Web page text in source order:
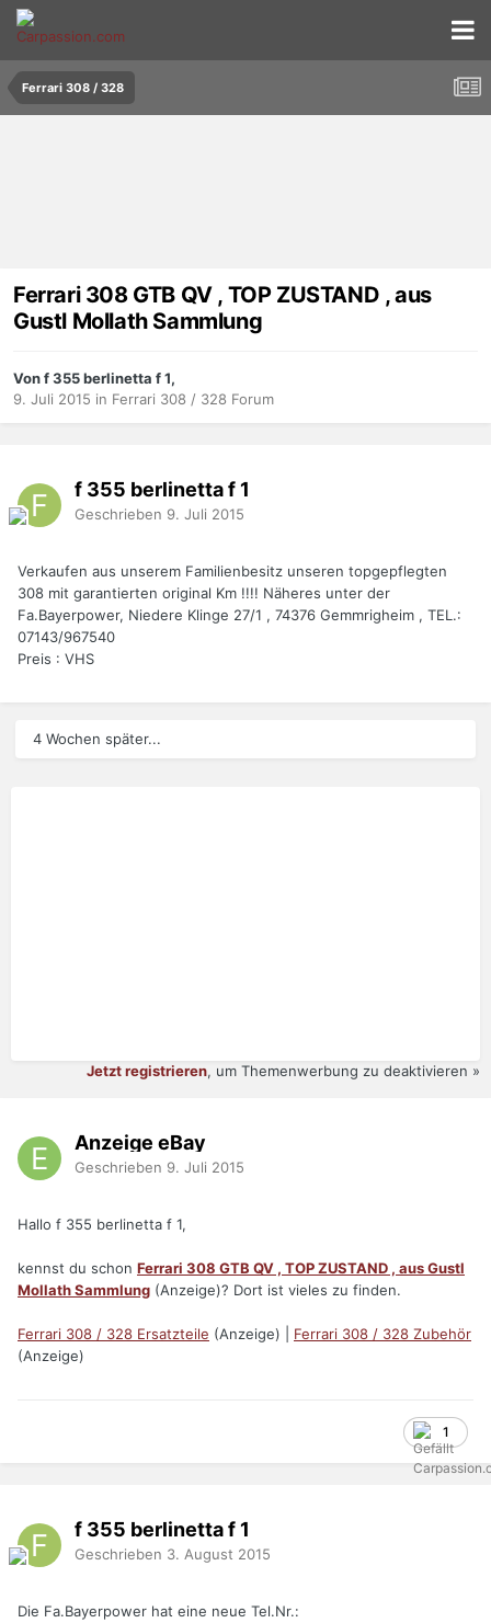
Ferrari 308 / 328
Ferrari 308 GTB QV , TOP ZUSTAND , aus
Gustl Mollath Sammlung
Von f 355 berlinetta f 1,
9. Juli 2015 in Ferrari 308 / 328 Forum
f 355 berlinetta f 1
Geschrieben 9. Juli 2015
Verkaufen aus unserem Familienbesitz unseren topgepflegten
308 mit garantierten original Km !!!! Näheres unter der
Fa.Bayerpower, Niedere Klinge 27/1 , 74376 Gemmrigheim , TEL.:
07143/967540
Preis : VHS
4 Wochen später...
Jetzt registrieren, um Themenwerbung zu deaktivieren »
Anzeige eBay
Geschrieben 9. Juli 2015
Hallo f 355 berlinetta f 1,
kennst du schon Ferrari 308 GTB QV , TOP ZUSTAND , aus Gustl
Mollath Sammlung (Anzeige)? Dort ist vieles zu finden.
Ferrari 308 / 328 Ersatzteile (Anzeige) | Ferrari 308 / 328 Zubehör
(Anzeige)
1
f 355 berlinetta f 1
Geschrieben 3. August 2015
Die Fa.Bayerpower hat eine neue Tel.Nr.: